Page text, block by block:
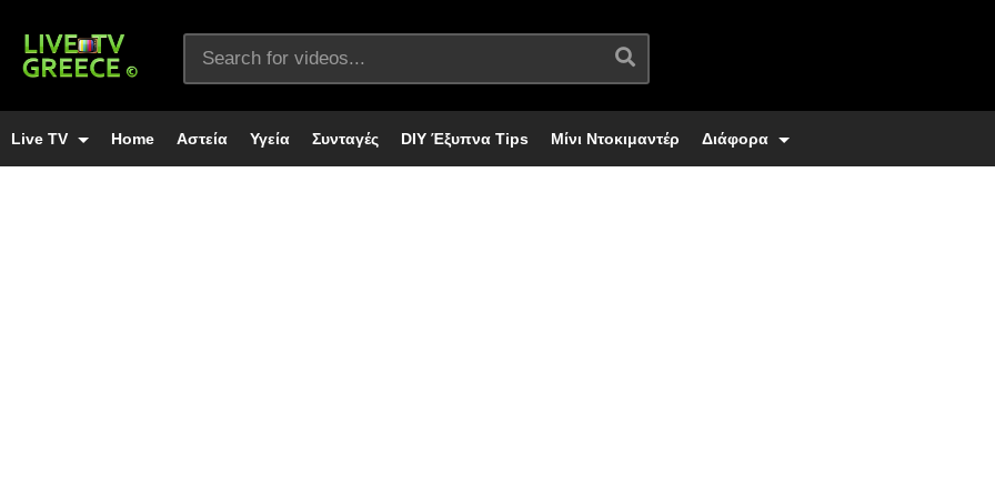
Live TV Home Αστεία Υγεία Συνταγές DIY Έξυπνα Tips Μίνι Ντοκιμαντέρ Διάφορα